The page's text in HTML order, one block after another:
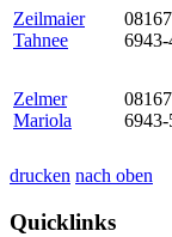
Zeilmaier
Tahnee
08167
6943-
Zelmer
Mariola
08167
6943-
drucken nach oben
Quicklinks